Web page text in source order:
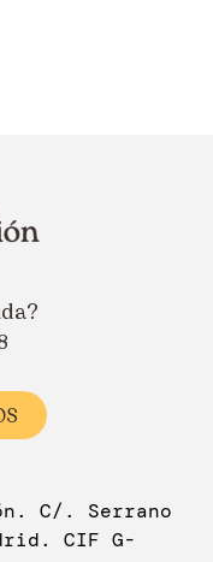
C/. Serrano
CIF G-